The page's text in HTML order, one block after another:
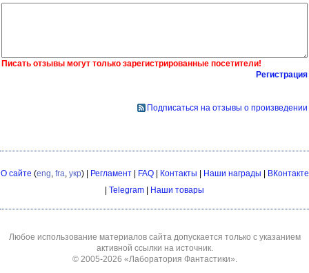
Писать отзывы могут только зарегистрированные посетители!
Регистрация
Подписаться на отзывы о произведении
О сайте (eng, fra, укр) | Регламент| FAQ| Контакты Наши награды
ВКонтакте
Telegram Наши товары
Любое использование материалов сайта допускается только с указанием
активной ссылки на источник.
© 2005-2026 «Лаборатория Фантастики».